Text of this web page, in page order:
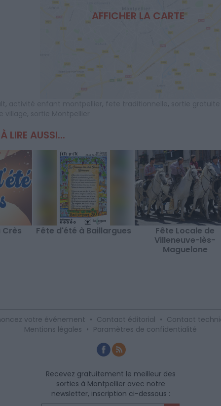
AFFICHER LA CARTE
, , ,
,
À LIRE AUSSI...
Crès Fête d'été à Baillargues
Fête Locale de
Villeneuve-lès-
Maguelone
votre événement • Contact éditorial • Contact
Mentions légales • Paramètres de confidentialité
Recevez gratuitement le meilleur des
sorties à Montpellier avec notre
newsletter, inscription ci-dessous :